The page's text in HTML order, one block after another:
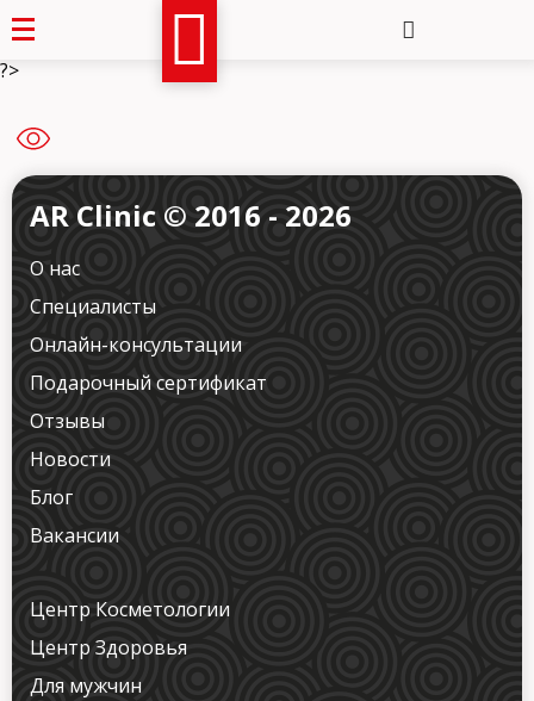
?>
AR Clinic © 2016 - 2026
О нас
Специалисты
Онлайн-консультации
Подарочный сертификат
Отзывы
Новости
Блог
Вакансии
Центр Косметологии
Центр Здоровья
Для мужчин